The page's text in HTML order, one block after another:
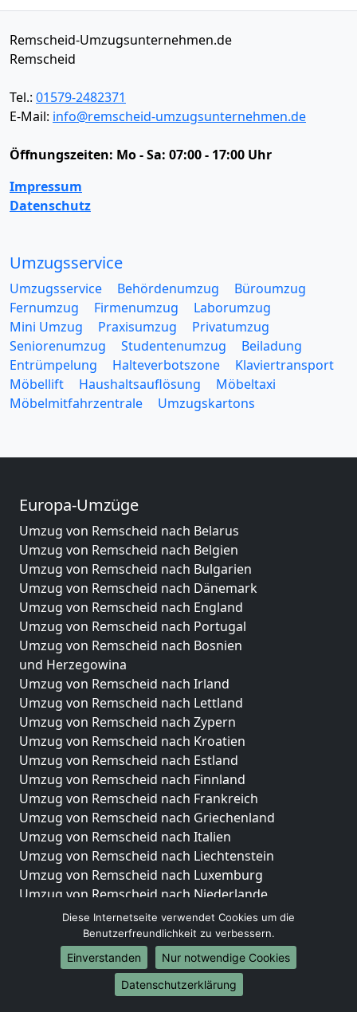
Remscheid-Umzugsunternehmen.de
Remscheid
Tel.: 01579-2482371
E-Mail: info@remscheid-umzugsunternehmen.de
Öffnungszeiten: Mo - Sa: 07:00 - 17:00 Uhr
Impressum
Datenschutz
Umzugsservice
Umzugsservice Behördenumzug
Büroumzug
Fernumzug
Firmenumzug
Laborumzug
Mini Umzug
Praxisumzug
Privatumzug
Seniorenumzug
Studentenumzug
Beiladung
Entrümpelung
Halteverbotszone
Klaviertransport
Möbellift
Haushaltsauflösung
Möbeltaxi
Möbelmitfahrzentrale
Umzugskartons
Europa-Umzüge
Umzug von Remscheid nach Belarus
Umzug von Remscheid nach Belgien
Umzug von Remscheid nach Bulgarien
Umzug von Remscheid nach Dänemark
Umzug von Remscheid nach England
Umzug von Remscheid nach Portugal
Umzug von Remscheid nach Bosnien
und Herzegowina
Umzug von Remscheid nach Irland
Umzug von Remscheid nach Lettland
Umzug von Remscheid nach Zypern
Umzug von Remscheid nach Kroatien
Umzug von Remscheid nach Estland
Umzug von Remscheid nach Finnland
Umzug von Remscheid nach Frankreich
Umzug von Remscheid nach Griechenland
Umzug von Remscheid nach Italien
Umzug von Remscheid nach Liechtenstein
Umzug von Remscheid nach Luxemburg
Umzug von Remscheid nach Niederlande
Umzug von Remscheid nach Norwegen
Umzüge-Deutschlandweit
Umzug von Remscheid nach Berlin
Umzug von Remscheid nach Hamburg
Diese Internetseite verwendet Cookies um die
Benutzerfreundlichkeit zu verbessern.
Einverstanden
Nur notwendige Cookies
Datenschutzerklärung